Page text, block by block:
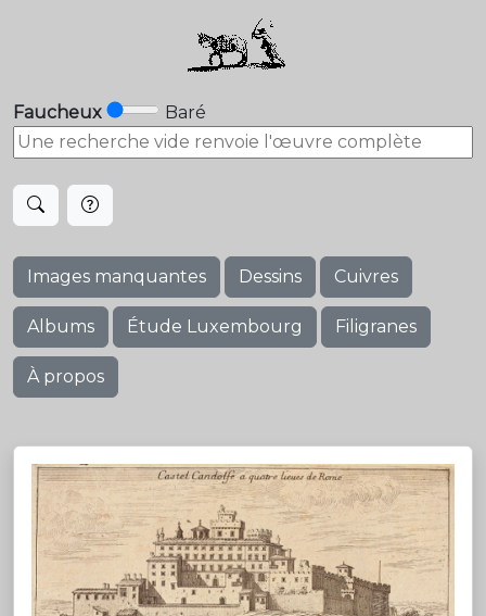
Faucheux Baré
Images manquantes Dessins Cuivres
Albums Étude Luxembourg Filigranes
À propos